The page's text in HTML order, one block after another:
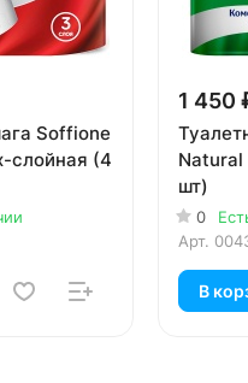
Soffione
слойная (4
1 450
шт)
0
Арт.
В